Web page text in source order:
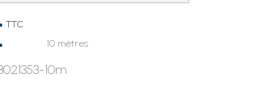
TTC
10 mètres
10m